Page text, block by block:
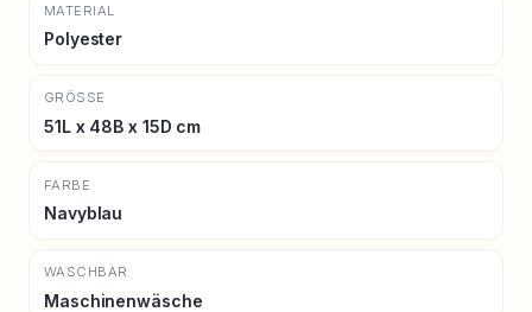
MATERIAL
Polyester
GRÖSSE
51L x 48B x 15D cm
FARBE
Navyblau
WASCHBAR
Maschinenwäsche